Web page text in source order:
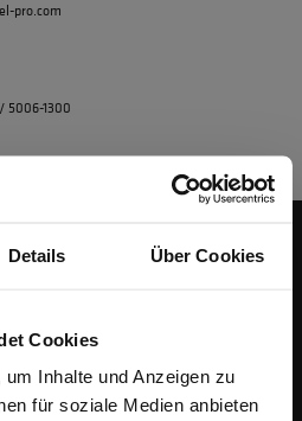
Details Über Cookies
Cookies
Inhalte und Anzeigen zu
für soziale Medien anbieten
pro.com
5006-1300
Sie